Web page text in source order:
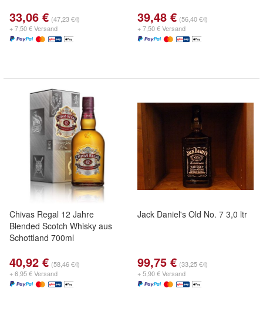
33,06 € (47,23 €/l)
+ 7,50 € Versand
39,48 € (56,40 €/l)
+ 7,50 € Versand
Chivas Regal 12 Jahre
Blended Scotch Whisky aus
Schottland 700ml
40,92 € (58,46 €/l)
+ 6,95 € Versand
Jack Daniel's Old No. 7 3,0 ltr
99,75 € (33,25 €/l)
+ 5,90 € Versand